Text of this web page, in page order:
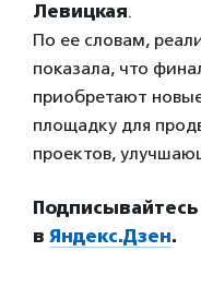
Левицкая.
По ее словам,
показала, что
приобретают
площадку для
проектов,
Подписывайтесь
в Яндекс.Дзен.